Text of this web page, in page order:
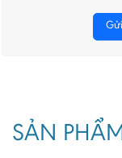
SẢN